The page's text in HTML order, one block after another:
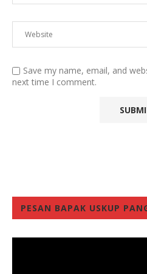
Save my name, email, and
next time I comment.
PESAN BAPAK USKUP